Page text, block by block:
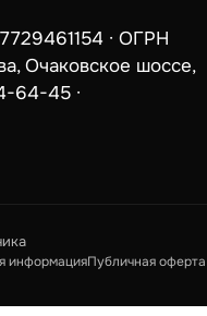
· ОГРН
Очаковское шоссе,
64-45 ·
информацияПубличная оферта